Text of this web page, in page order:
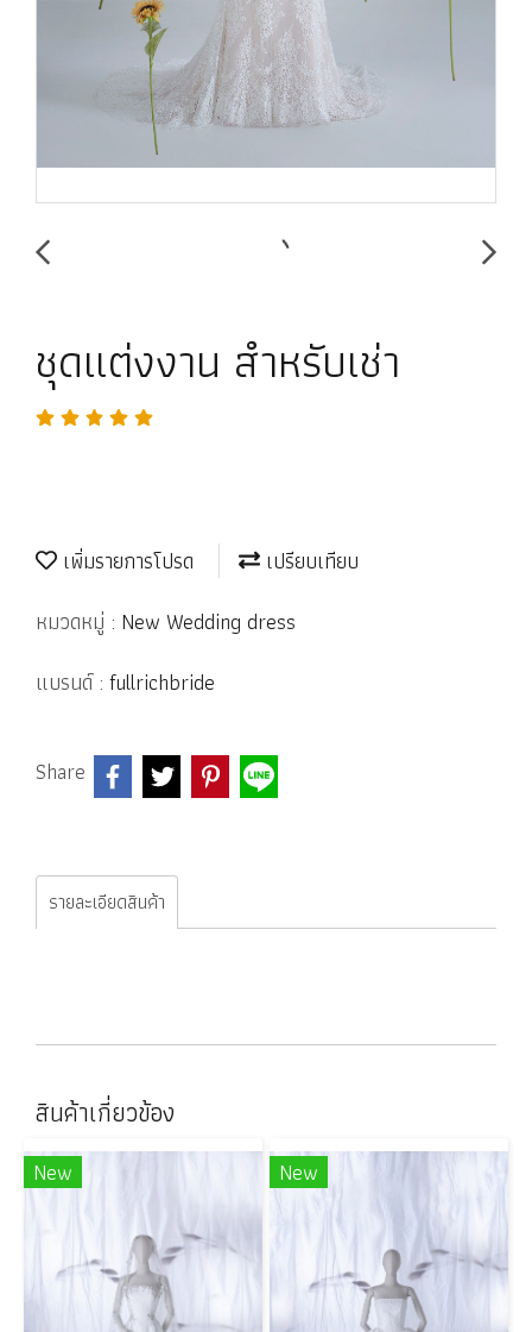
ชุดแต่งงาน สำหรับเช่า
เพิ่มรายการโปรด
เปรียบเทียบ
หมวดหมู่ : New Wedding dress
แบรนด์ : fullrichbride
Share
รายละเอียดสินค้า
สินค้าเกี่ยวข้อง
New New